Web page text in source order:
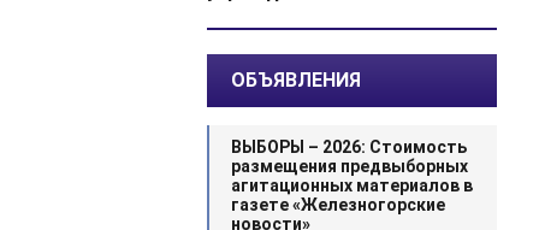
ОБЪЯВЛЕНИЯ
ВЫБОРЫ – 2026: Стоимость
размещения предвыборных
агитационных материалов в
газете «Железногорские
новости»